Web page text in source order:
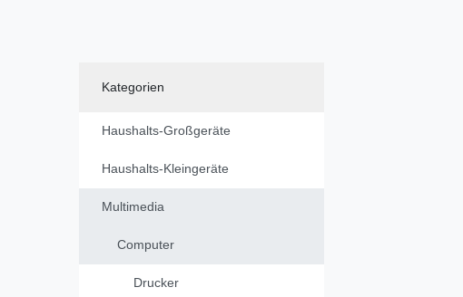
Kategorien
Haushalts-Großgeräte
Haushalts-Kleingeräte
Multimedia
Computer
Drucker